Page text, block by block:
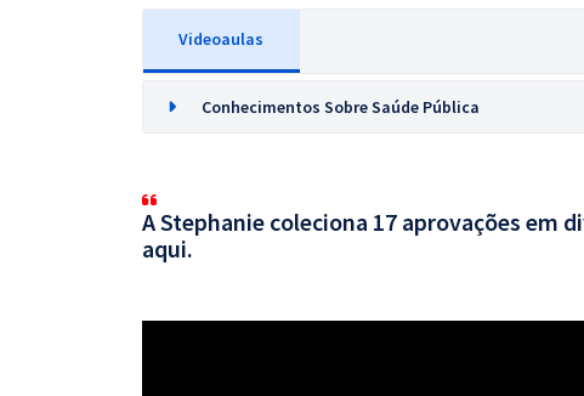
Videoaulas
Conhecimentos Sobre Saúde Pública
A Stephanie coleciona 17 aprovações em
aqui.